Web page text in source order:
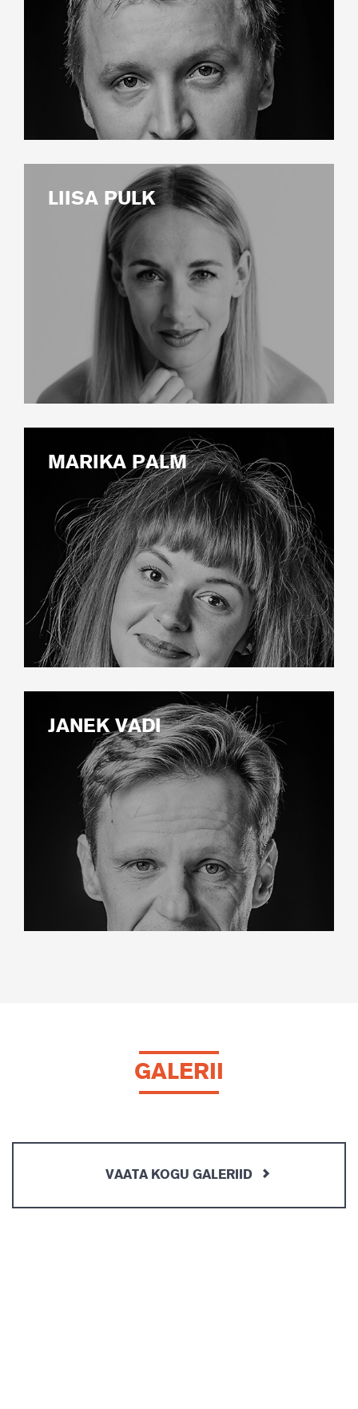
LIISA PULK
MARIKA PALM
JANEK VADI
GALERII
VAATA KOGU GALERIID